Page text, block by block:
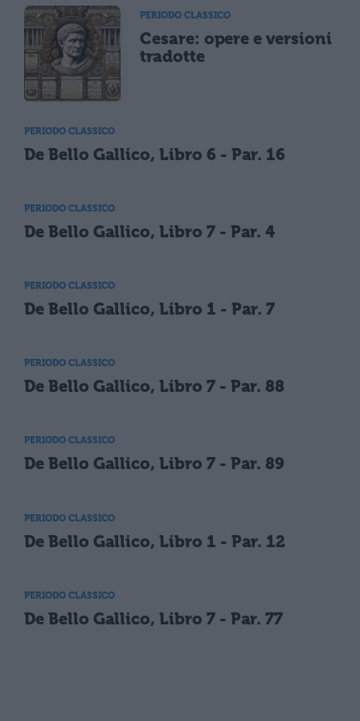
PERIODO CLASSICO
Cesare: opere e versioni
tradotte
PERIODO CLASSICO
De Bello Gallico, Libro 6 - Par. 16
PERIODO CLASSICO
De Bello Gallico, Libro 7 - Par. 4
PERIODO CLASSICO
De Bello Gallico, Libro 1 - Par. 7
PERIODO CLASSICO
De Bello Gallico, Libro 7 - Par. 88
PERIODO CLASSICO
De Bello Gallico, Libro 7 - Par. 89
PERIODO CLASSICO
De Bello Gallico, Libro 1 - Par. 12
PERIODO CLASSICO
De Bello Gallico, Libro 7 - Par. 77